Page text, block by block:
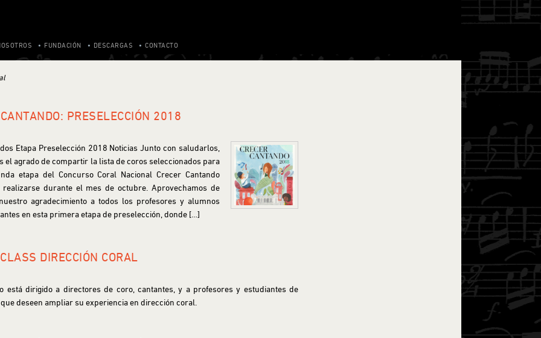
FUNDACIÓN DESCARGAS CONTACTO
PRESELECCIÓN 2018
Etapa Preselección 2018 Noticias Junto con saludarlos,
el agrado de compartir la lista de coros seleccionados para
etapa del Concurso Coral Nacional Crecer Cantando
realizarse durante el mes de octubre. Aprovechamos de
agradecimiento a todos los profesores y alumnos
en esta primera etapa de preselección, donde […]
DIRECCIÓN CORAL
está dirigido a directores de coro, cantantes, y a profesores y estudiantes de
deseen ampliar su experiencia en dirección coral.